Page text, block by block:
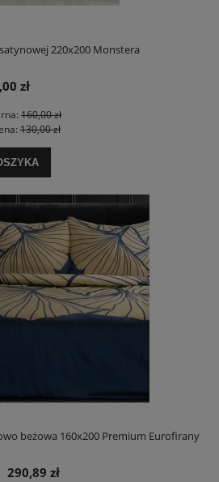
220x200 Monstera
zł
160,00 zł
130,00 zł
beżowa 160x200 Premium Eurofirany
290,89 zł